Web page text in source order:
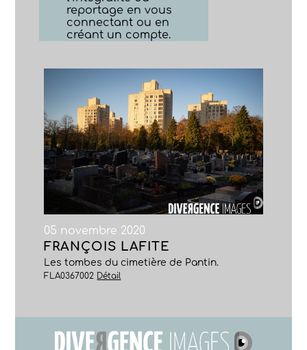
reportage en vous
connectant ou en
créant un compte.
05 novembre 2020
FRANÇOIS LAFITE
Les tombes du cimetière de Pantin.
FLA0367002 Détail